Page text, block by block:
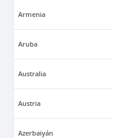
Armenia
Aruba
Australia
Austria
Azerbaiyán